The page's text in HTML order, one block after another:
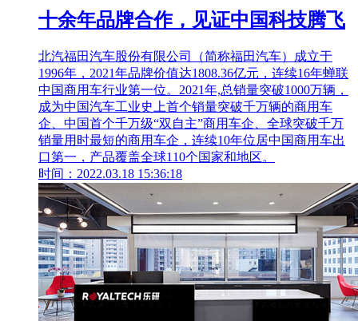
十余年品牌合作，见证中国科技腾飞
北汽福田汽车股份有限公司（简称福田汽车）成立于
1996年，2021年品牌价值达1808.36亿元，连续16年蝉联
中国商用车行业第一位。2021年,总销量突破1000万辆，
成为中国汽车工业史上首个销量突破千万辆的商用车
企、中国首个千万级“双自主”商用车企、全球突破千万
销量用时最短的商用车企，连续10年位居中国商用车出
口第一，产品覆盖全球110个国家和地区。
时间：2022.03.18 15:36:18